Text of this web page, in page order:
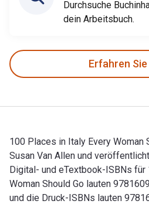
Durchsuche
dein Arbeitsbuch.
Erfahren
100 Places in Italy Every Woman
Susan Van Allen und
Digital- und eTextbook-ISBNs
Woman Should Go lauten
und die Druck-ISBNs lauten